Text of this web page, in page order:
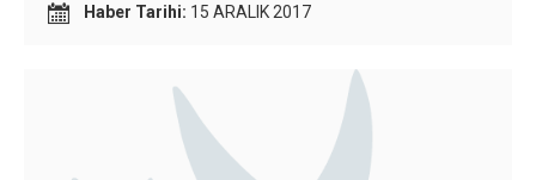
Haber Tarihi: 15 ARALIK 2017